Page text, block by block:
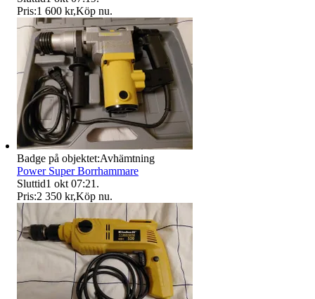
Pris:1 600 kr,Köp nu.
Badge på objektet:Avhämtning
Power Super Borrhammare
Sluttid1 okt 07:21 .
Pris:2 350 kr,Köp nu.